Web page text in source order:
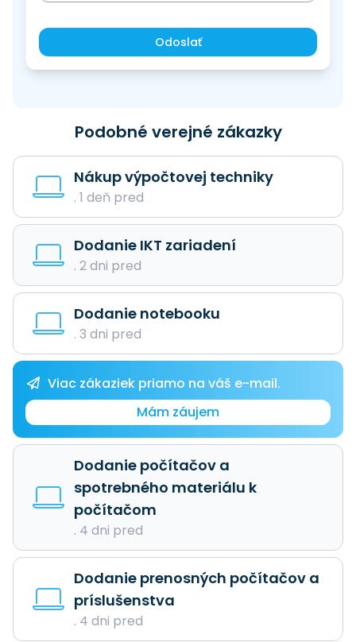
Odoslať
Podobné verejné zákazky
Nákup výpočtovej techniky
. 1 deň pred
Dodanie IKT zariadení
. 2 dni pred
Dodanie notebooku
. 3 dni pred
Viac zákaziek priamo na váš e-mail.
Mám záujem
Dodanie počítačov a
spotrebného materiálu k
počítačom
. 4 dni pred
Dodanie prenosných počítačov a
príslušenstva
. 4 dni pred